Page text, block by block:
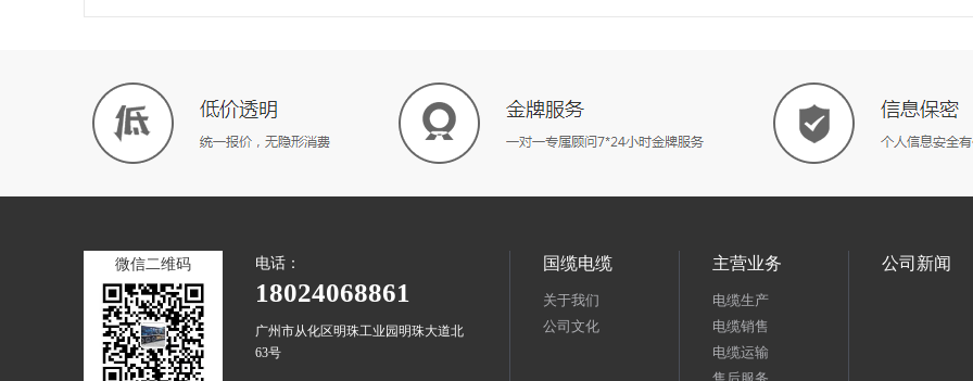
微信二维码 电话：
18024068861
广州市从化区明珠工业园明珠大道北
63号
国缆电缆
关于我们
公司文化
主营业务
电缆生产
电缆销售
电缆运输
公司新闻